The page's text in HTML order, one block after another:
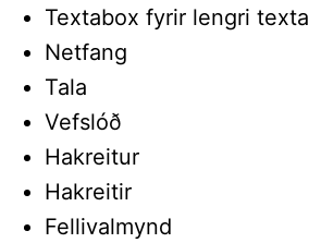
Textabox fyrir lengri texta
Netfang
Tala
Vefslóð
Hakreitur
Hakreitir
Fellivalmynd